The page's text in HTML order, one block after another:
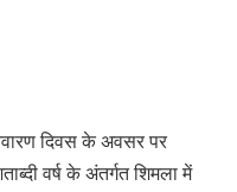
दिवस के अवसर पर
वर्ष के अंतर्गत शिमला में